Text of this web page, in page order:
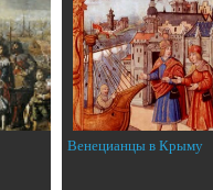
Венецианцы в Крыму